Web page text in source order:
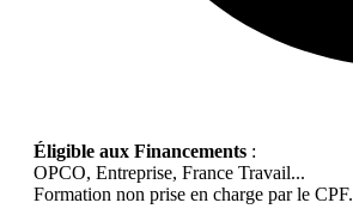
Éligible aux Financements :
OPCO, Entreprise, France Travail...
Formation non prise en charge par le CPF.